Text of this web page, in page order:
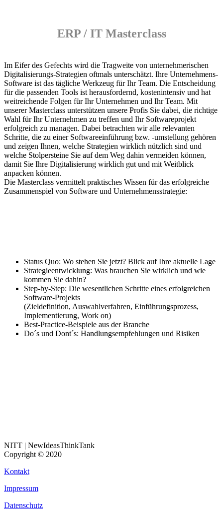
ERP / IT Masterclass
Im Eifer des Gefechts wird die Tragweite von unternehmerischen
Digitalisierungs-Strategien oftmals unterschätzt. Ihre Unternehmens-
Software ist das tägliche Werkzeug für Ihr Team. Die Entscheidung
für die passenden Tools ist herausfordernd, kostenintensiv und hat
weitreichende Folgen für Ihr Unternehmen und Ihr Team. Mit
unserer Masterclass unterstützen unsere Profis Sie dabei, die richtige
Wahl für Ihr Unternehmen zu treffen und Ihr Softwareprojekt
erfolgreich zu managen. Dabei betrachten wir alle relevanten
Schritte, die zu einer Softwareeinführung bzw. -umstellung gehören
und zeigen Ihnen, welche Strategien wirklich nützlich sind und
welche Stolpersteine Sie auf dem Weg dahin vermeiden können,
damit Sie Ihre Digitalisierung wirklich gut und mit Weitblick
anpacken können.
Die Masterclass vermittelt praktisches Wissen für das erfolgreiche
Zusammenspiel von Software und Unternehmensstrategie:
Status Quo: Wo stehen Sie jetzt? Blick auf Ihre aktuelle Lage
Strategieentwicklung: Was brauchen Sie wirklich und wie
kommen Sie dahin?
Step-by-Step: Die wesentlichen Schritte eines erfolgreichen
Software-Projekts
(Zieldefinition, Auswahlverfahren, Einführungsprozess,
Implementierung, Work on)
Best-Practice-Beispiele aus der Branche
Do´s und Dont´s: Handlungsempfehlungen und Risiken
NITT | NewIdeasThinkTank
Copyright © 2020
Kontakt
Impressum
Datenschutz